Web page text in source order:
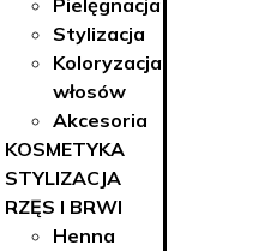
Pielęgnacja
Stylizacja
Koloryzacja
włosów
Akcesoria
KOSMETYKA
STYLIZACJA
RZĘS I BRWI
Henna